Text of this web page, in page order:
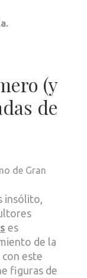
(y
de
de Gran
insólito,
es
de la
con este
figuras de